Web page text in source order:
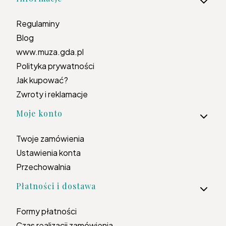
Regulaminy
Blog
www.muza.gda.pl
Polityka prywatności
Jak kupować?
Zwroty i reklamacje
Moje konto
Twoje zamówienia
Ustawienia konta
Przechowalnia
Płatności i dostawa
Formy płatności